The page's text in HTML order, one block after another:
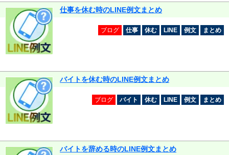
仕事を休む時のLINE例文まとめ
ブログ 仕事 休む LINE 例文 まとめ
バイトを休む時のLINE例文まとめ
ブログ バイト 休む LINE 例文 まとめ
バイトを辞める時のLINE例文まとめ